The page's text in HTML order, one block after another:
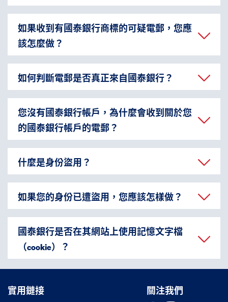
如果收到有國泰銀行商標的可疑電郵，您應
該怎麼做？
如何判斷電郵是否真正來自國泰銀行？
您沒有國泰銀行帳戶，為什麼會收到關於您
的國泰銀行帳戶的電郵？
什麼是身份盜用？
如果您的身份已遭盜用，您應該怎樣做？
國泰銀行是否在其網站上使用記憶文字檔
（cookie）？
關注我們
實用鏈接
實用鏈接